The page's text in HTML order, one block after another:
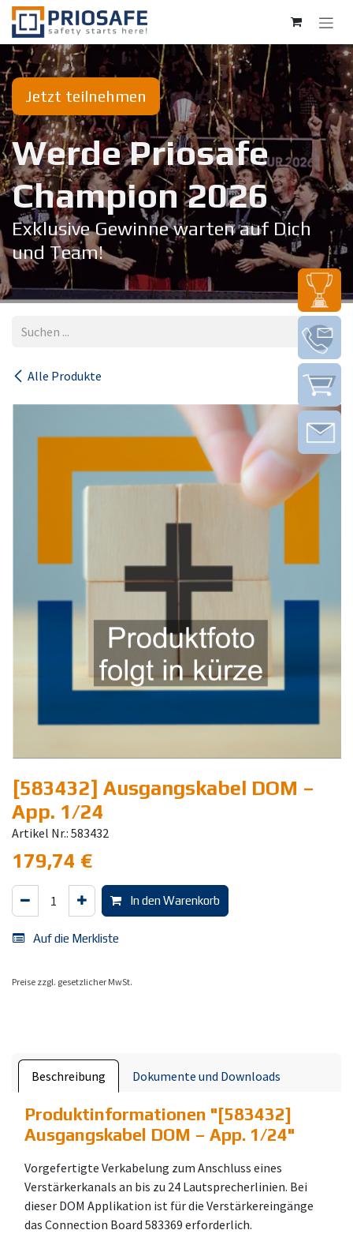
Zum Inhalt springen
Jetzt teilnehmen
Werde Priosafe
Champion 20​26
Exklusive Gewinne warten auf Dich
und Team!
Alle Produkte
[583432] Ausgangskabel DOM –
App. 1/24
Artikel Nr.: 583432
179,74 €
In den Warenkorb
Auf die Merkliste
Preise zzgl. gesetzlicher MwSt.
Beschreibung Dokumente und Downloads
Produktinformationen " [583432]
Ausgangskabel DOM – App. 1/24"
Vorgefertigte Verkabelung zum Anschluss eines
Verstärkerkanals an bis zu 24 Lautsprecherlinien. Bei
dieser DOM Applikation ist für die Verstärkereingänge
das Connection Board 583369 erforderlich.